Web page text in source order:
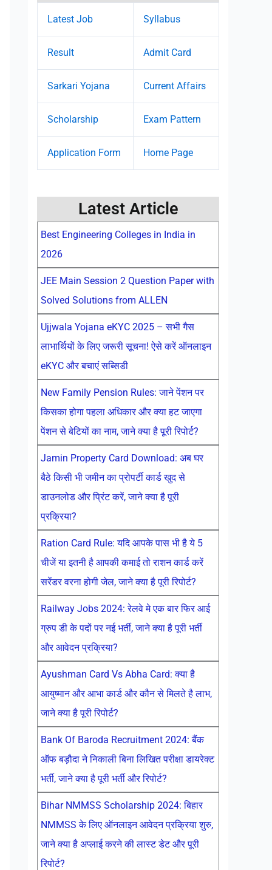
Latest Job Syllabus
Result Admit Card
Sarkari Yojana Current Affairs
Scholarship Exam Pattern
Application Form Home Page
Latest Article
Best Engineering Colleges in India in
2026
JEE Main Session 2 Question Paper with
Solved Solutions from ALLEN
Ujjwala Yojana eKYC 2025 – सभी गैस
लाभार्थियों के लिए जरूरी सूचना! ऐसे करें ऑनलाइन
eKYC और बचाएं सब्सिडी
New Family Pension Rules: जाने पेंशन पर
किसका होगा पहला अधिकार और क्या हट जाएगा
पेंशन से बेटियों का नाम, जाने क्या है पूरी रिपोर्ट?
Jamin Property Card Download: अब घर
बैठे किसी भी जमीन का प्रोपर्टी कार्ड खुद से
डाउनलोड और प्रिंट करें, जाने क्या है पूरी
प्रक्रिया?
Ration Card Rule: यदि आपके पास भी है ये 5
चीजें या इतनी है आपकी कमाई तो राशन कार्ड करें
सरेंडर वरना होगी जेल, जाने क्या है पूरी रिपोर्ट?
Railway Jobs 2024: रेलवे मे एक बार फिर आई
ग्रुप डी के पदों पर नई भर्ती, जाने क्या है पूरी भर्ती
और आवेदन प्रक्रिया?
Ayushman Card Vs Abha Card: क्या है
आयुष्मान और आभा कार्ड और कौन से मिलते है लाभ,
जाने क्या है पूरी रिपोर्ट?
Bank Of Baroda Recruitment 2024: बैंक
ऑफ बड़ौदा ने निकाली बिना लिखित परीक्षा डायरेक्ट
भर्ती, जाने क्या है पूरी भर्ती और रिपोर्ट?
Bihar NMMSS Scholarship 2024: बिहार
NMMSS के लिए ऑनलाइन आवेदन प्रक्रिया शुरु,
जाने क्या है अप्लाई करने की लास्ट डेट और पूरी
रिपोर्ट?